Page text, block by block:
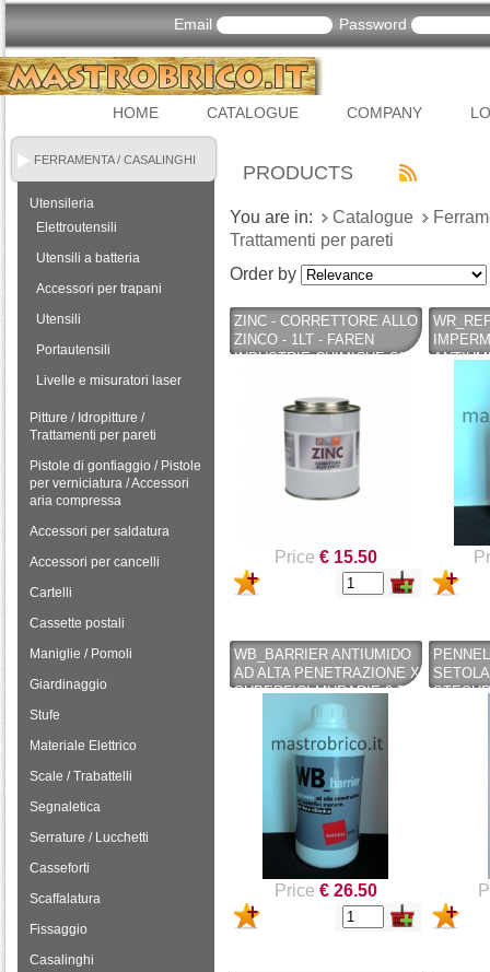
Email Password
HOME CATALOGUE COMPANY
FERRAMENTA / CASALINGHI
Utensileria
Elettroutensili
Utensili a batteria
Accessori per trapani
Utensili
Portautensili
Livelle e misuratori laser
Pitture / Idropitture /
Trattamenti per pareti
Pistole di gonfiaggio / Pistole
per verniciatura / Accessori
aria compressa
Accessori per saldatura
Accessori per cancelli
Cartelli
Cassette postali
Maniglie / Pomoli
Giardinaggio
Stufe
Materiale Elettrico
Scale / Trabattelli
Segnaletica
Serrature / Lucchetti
Casseforti
Scaffalatura
Fissaggio
Casalinghi
PRODUCTS
You are in: Catalogue
Trattamenti per pareti
Order by
ZINC - CORRETTORE ALLO
ZINCO - 1LT - FAREN
INDUSTRIE CHIMICHE SPA
Price € 15.50
WB_BARRIER ANTIUMIDO
AD ALTA PENETRAZIONE X
SUPERFICI MURARIE 0,75
LT - GATTOCEL -
GATTOCEL
Price € 26.50